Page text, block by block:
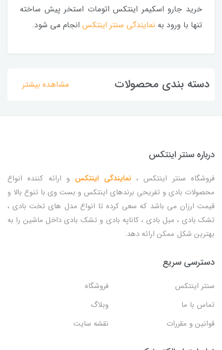
خرید جارو اسکیمر اینتکس اتومات استخر پیش ساخته
تنها با ورود به نمایندگی سنتر اینتکس انجام می شود.
دسته بندی محصولات مشاهده بیشتر
درباره سنتر اینتکس
فروشگاه سنتر اینتکس ،نمایندگی اینتکس و ارائه کننده انواع
محصولات بادی و تفریحی برندهای اینتکس و بست وی با تنوع بالا و
قیمت ارزان می باشد که سعی کرده تا انواع مدل های تخت بادی ،
تشک بادی ، مبل بادی ، کاناپه بادی و تشک بادی داخل ماشین را به
بهترین شکل ممکن ارائه دهد.
دسترسی سریع
سنتر اینتکس
فروشگاه
تماس با ما
وبلاگ
قوانین و مقررات
نقشه سایت